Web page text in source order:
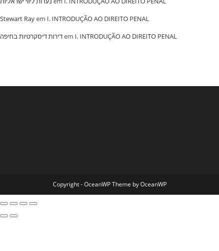
Stewart Rayem I. INTRODUÇÃO AO DIREITO PENAL
‏דירות דיסקרטיות בחיפהem I. INTRODUÇÃO AO DIREITO PENAL
Copyright - OceanWP Theme by OceanWP